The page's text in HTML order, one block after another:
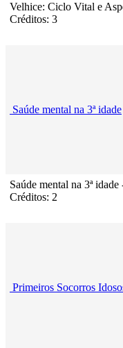
Velhice: Ciclo Vital e
Créditos: 3
Saúde mental na 3ª idade
Saúde mental na 3ª
Créditos: 2
Primeiros Socorros